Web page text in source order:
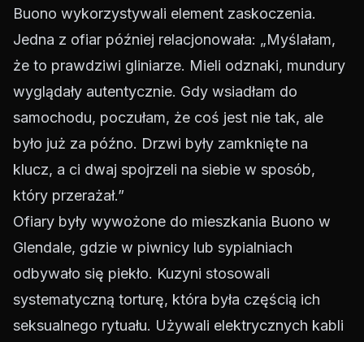
Buono wykorzystywali element zaskoczenia.
Jedna z ofiar później relacjonowała: „Myślałam,
że to prawdziwi gliniarze. Mieli odznaki, mundury
wyglądały autentycznie. Gdy wsiadłam do
samochodu, poczułam, że coś jest nie tak, ale
było już za późno. Drzwi były zamknięte na
klucz, a ci dwaj spojrzeli na siebie w sposób,
który przerażał.”
Ofiary były wywożone do mieszkania Buono w
Glendale, gdzie w piwnicy lub sypialniach
odbywało się piekło. Kuzyni stosowali
systematyczną torturę, która była częścią ich
seksualnego rytuału. Używali elektrycznych kabli